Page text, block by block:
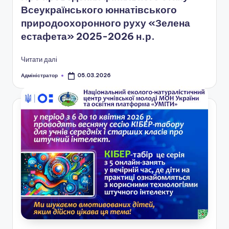
ї
р
а
д
и
Всеукраїнського юннатівського
природоохоронного руху «Зелена
естафета» 2025-2026 н.р.
Читати далі
Опубліковано
Адміністратор 05.03.2026